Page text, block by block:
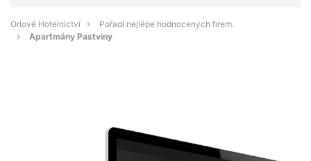
Orlové Hotelnictví
Pořadí nejlépe hodnocených firem.
Apartmány Pastviny